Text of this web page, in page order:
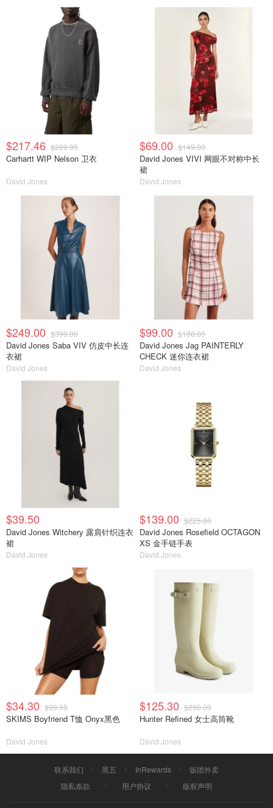
$217.46 $289.95
Carhartt WIP Nelson 卫衣
David Jones
$69.00 $149.00
David Jones VIVI 网眼不对称中长
裙
David Jones
$249.00 $399.00
David Jones Saba VIV 仿皮中长连
衣裙
David Jones
$99.00 $180.00
David Jones Jag PAINTERLY
CHECK 迷你连衣裙
David Jones
$39.50
David Jones Witchery 露肩针织连衣
裙
David Jones
$139.00 $225.00
David Jones Rosefield OCTAGON
XS 金手链手表
David Jones
$34.30 $99.95
SKIMS Boyfriend T恤 Onyx黑色
David Jones
$125.30 $250.00
Hunter Refined 女士高筒靴
David Jones
联系我们 黑五 InRewards
饭团外卖
隐私条款
用户协议 版权声明